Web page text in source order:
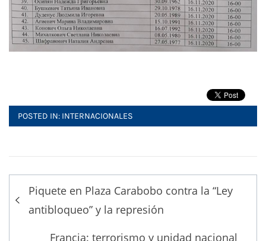
POSTED IN: INTERNACIONALES
Post
navigation
Piquete en Plaza Carabobo contra la “Ley
antibloqueo” y la represión
Francia: terrorismo y unidad nacional